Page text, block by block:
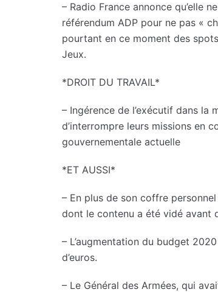
– Radio France annonce qu’elle
référendum ADP pour ne pas «
pourtant en ce moment des
Jeux.
*DROIT DU TRAVAIL*
– Ingérence de l’exécutif dans la
d’interrompre leurs missions en
gouvernementale actuelle
*ET AUSSI*
– En plus de son coffre
dont le contenu a été vidé avant
– L’augmentation du budget
d’euros.
– Le Général des Armées, qui